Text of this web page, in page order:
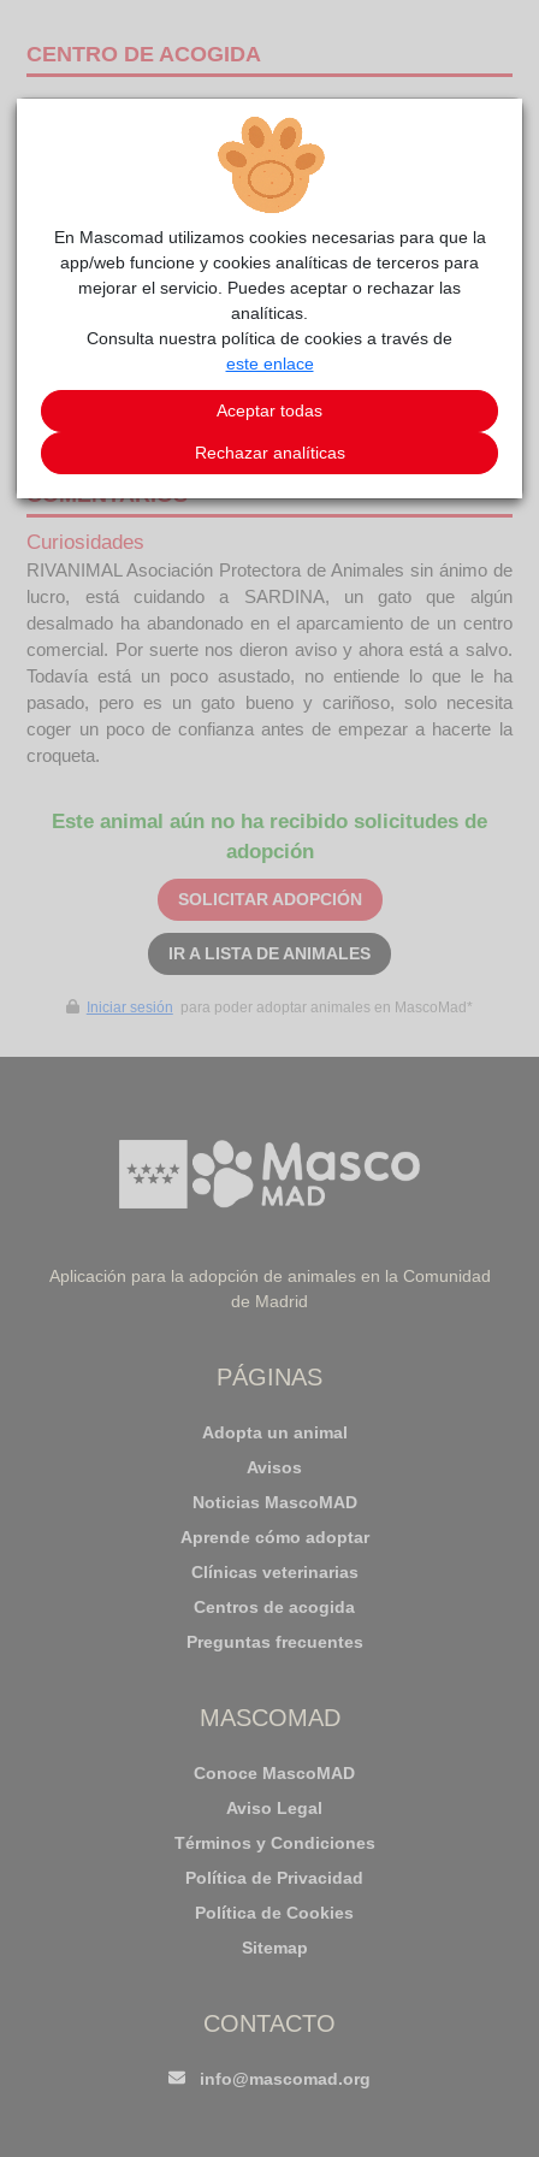
CENTRO DE ACOGIDA
Sardina reside actualmente en el centro de acogida
RIVAnimal
COMENTARIOS
Curiosidades
RIVANIMAL Asociación Protectora de Animales sin ánimo de
lucro, está cuidando a SARDINA, un gato que algún
desalmado ha abandonado en el aparcamiento de un centro
comercial. Por suerte nos dieron aviso y ahora está a salvo.
Todavía está un poco asustado, no entiende lo que le ha
pasado, pero es un gato bueno y cariñoso, solo necesita
coger un poco de confianza antes de empezar a hacerte la
croqueta.
Este animal aún no ha recibido solicitudes de
adopción
SOLICITAR ADOPCIÓN
IR A LISTA DE ANIMALES
Iniciar sesión para poder adoptar animales en MascoMad*
Aplicación para la adopción de animales en la Comunidad
de Madrid
PÁGINAS
Adopta un animal
Avisos
Noticias MascoMAD
Aprende cómo adoptar
Clínicas veterinarias
Centros de acogida
Preguntas frecuentes
MASCOMAD
Conoce MascoMAD
Aviso Legal
Términos y Condiciones
Política de Privacidad
Política de Cookies
Sitemap
CONTACTO
info@mascomad.org
En Mascomad utilizamos cookies necesarias para que la
app/web funcione y cookies analíticas de terceros para
mejorar el servicio. Puedes aceptar o rechazar las
analíticas.
Consulta nuestra política de cookies a través de
este enlace
Aceptar todas
Rechazar analíticas